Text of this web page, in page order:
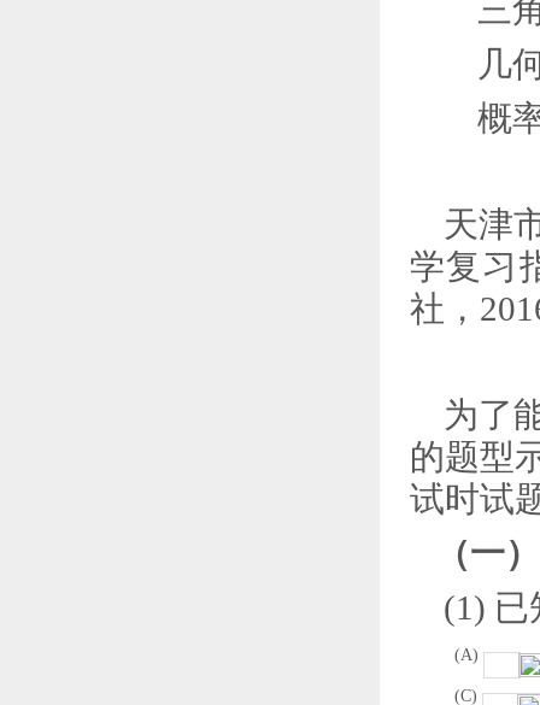
三
几
概
天津
学复习
社，
为了
的题型
试时试
（一
(1 ) 已
(A)
(C)